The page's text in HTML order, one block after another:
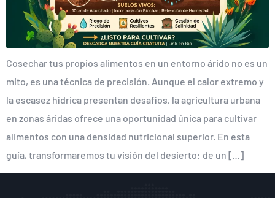
Cosechar tus propios alimentos en un entorno árido no es un
mito, es una técnica de precisión. Aunque el calor extremo y
la escasez hídrica presentan desafíos, la agricultura urbana
en zonas áridas ofrece una oportunidad única para cultivar
alimentos con una densidad nutricional superior. En esta
guía, transformaremos tu visión del desierto: de un […]